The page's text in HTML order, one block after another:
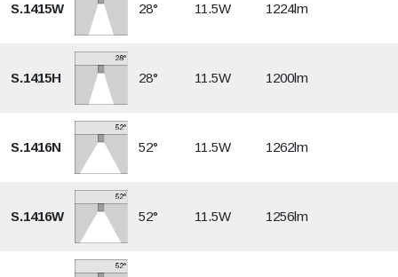
S.1415W 28° 11.5W 1224lm
S.1415H 28° 11.5W 1200lm
S.1416N 52° 11.5W 1262lm
S.1416W 52° 11.5W 1256lm